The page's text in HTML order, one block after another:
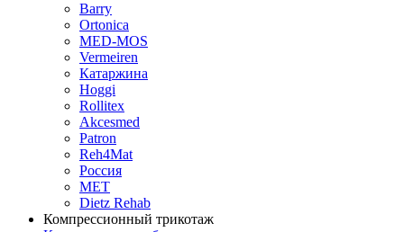
Barry
Ortonica
MED-MOS
Vermeiren
Катаржина
Hoggi
Rollitex
Akcesmed
Patron
Reh4Mat
Россия
МЕТ
Dietz Rehab
Компрессионный трикотаж